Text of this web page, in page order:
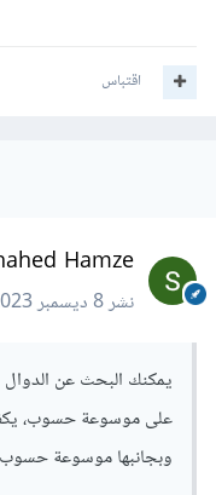
اقتباس
Hamze
نشر8 ديسمبر 2023
يمكنك البحث عن الدوال
وبجانبها موسوعة حسوب